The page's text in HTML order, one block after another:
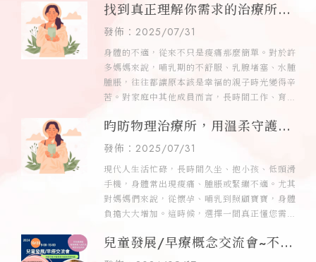
找到真正理解你需求的治療所了
嗎？昀昉物理治療所，用細心呵
護每個重要時刻 | 台中物理治療
所,台中物理治療推薦,西屯物理
治療推薦
發佈：2025/07/31
身體的不適，從來不只是痠痛那麼簡單。對於許
多媽媽來說，哺乳期的不舒服、乳腺堵塞、水腫
腫脹，往往都讓原本該是幸福的親子時光變得辛
苦。對家庭中其他成員而言，長時間工作、育
昀昉物理治療所，用溫柔守護您
的每一天 | 台中物理治療,台中物
理治療推薦,西屯物理治療,西屯
物理治療推薦
發佈：2025/07/31
現代人生活忙碌，長時間久坐、抱小孩、低頭滑
手機，身體常出現痠痛、腫脹或緊繃不適。尤其
對媽媽們來說，從懷孕、哺乳到照顧寶寶，身體
負擔大大增加。這時候，選擇一間真正懂您需求
兒童發展/早療概念交流會~不參